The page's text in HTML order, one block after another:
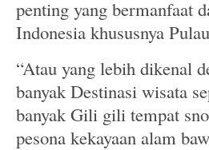
penting yang bermanfaat
Indonesia khususnya
“Atau yang lebih dikenal
banyak Destinasi wisata
banyak Gili gili tempat
pesona kekayaan alam